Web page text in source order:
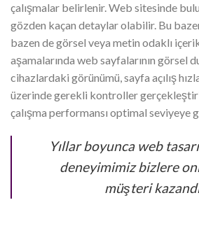
çalışmalar belirlenir. Web sitesinde
gözden kaçan detaylar olabilir. Bu
bazen de görsel veya metin odaklı
aşamalarında web sayfalarının görsel
cihazlardaki görünümü, sayfa açılış
üzerinde gerekli kontroller
çalışma performansı optimal seviyeye
Yıllar boyunca web
deneyimimiz bizlere
müşteri